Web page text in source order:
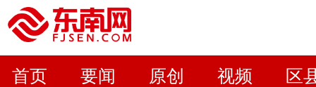
首页 要闻 原创 视频 区